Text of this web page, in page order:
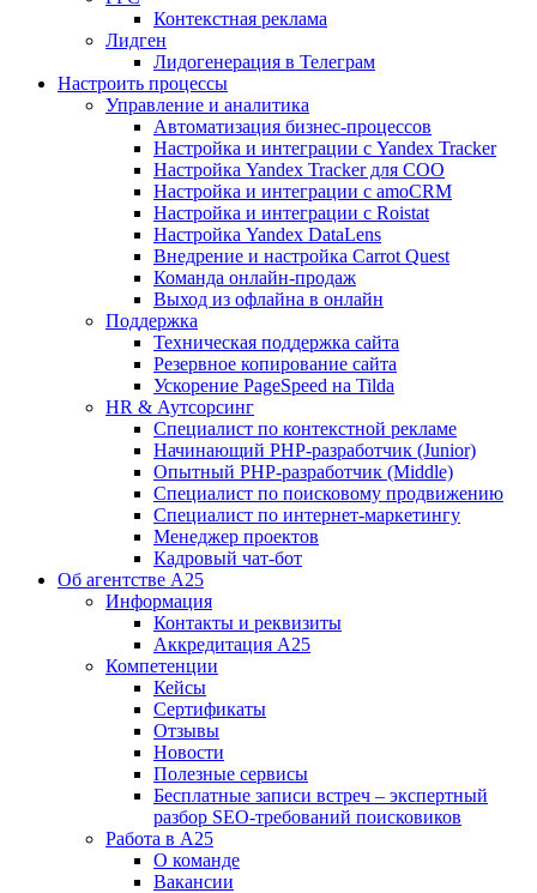
Контекстная реклама
Лидген
Лидогенерация в Телеграм
Настроить процессы
Управление и аналитика
Автоматизация бизнес-процессов
Настройка и интеграции с Yandex Tracker
Настройка Yandex Tracker для СОО
Настройка и интеграции с amoCRM
Настройка и интеграции с Roistat
Настройка Yandex DataLens
Внедрение и настройка Carrot Quest
Команда онлайн-продаж
Выход из офлайна в онлайн
Поддержка
Техническая поддержка сайта
Резервное копирование сайта
Ускорение PageSpeed на Tilda
HR & Аутсорсинг
Специалист по контекстной рекламе
Начинающий PHP-разработчик (Junior)
Опытный PHP-разработчик (Middle)
Специалист по поисковому продвижению
Специалист по интернет-маркетингу
Менеджер проектов
Кадровый чат-бот
Об агентстве А25
Информация
Контакты и реквизиты
Аккредитация А25
Компетенции
Кейсы
Сертификаты
Отзывы
Новости
Полезные сервисы
Бесплатные записи встреч – экспертный
разбор SEO-требований поисковиков
Работа в А25
О команде
Вакансии